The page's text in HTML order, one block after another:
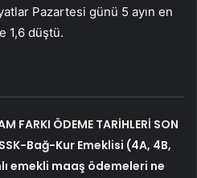
Pazartesi günü 5 ayın en
1,6 düştü.
FARKI ÖDEME TARİHLERİ SON
Bağ-Kur Emeklisi (4A, 4B,
emekli maaş ödemeleri ne